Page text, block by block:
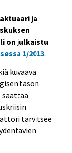
ja
on julkaistu
1/2013.
kuvaava
tason
saattaa
tarvitsee